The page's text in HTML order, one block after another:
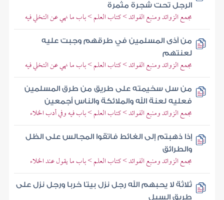
الرجل تحت شجرة مثمرة
مجمع الزوائد ومنبع الفوائد > كتاب العلم > باب ما نهي عن التخلي فيه
من آذى المسلمين في طرقهم وجبت عليه
لعنتهم
مجمع الزوائد ومنبع الفوائد > كتاب العلم > باب ما نهي عن التخلي فيه
من سل سخيمته على طريق من طرق المسلمين
فعليه لعنة الله والملائكة والناس أجمعين
مجمع الزوائد ومنبع الفوائد > كتاب العلم > باب فيه وفي أدب الخلاء
إذا ذهبتم إلى الغائط فاتقوا المجالس على الظل
والطرائق
مجمع الزوائد ومنبع الفوائد > كتاب العلم > باب ما يقول عند الخلاء
ثلاثة لا يحبهم الله رجل نزل بيتا خربا ورجل نزل على
طريق السبل